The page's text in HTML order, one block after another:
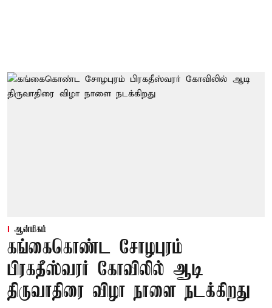
ஆன்மிகம்
கங்கைகொண்ட சோழபுரம்
பிரகதீஸ்வரர் கோவிலில் ஆடி
திருவாதிரை விழா நாளை நடக்கிறது